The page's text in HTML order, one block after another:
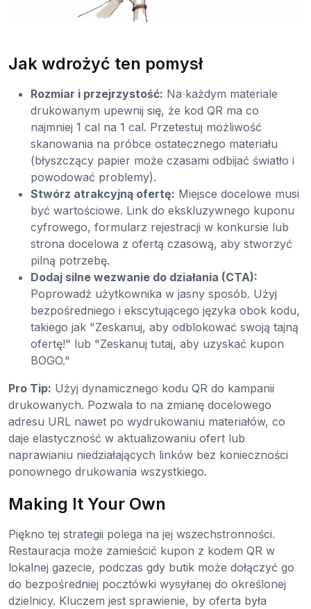
Jak wdrożyć ten pomysł
Rozmiar i przejrzystość: Na każdym materiale
drukowanym upewnij się, że kod QR ma co
najmniej 1 cal na 1 cal. Przetestuj możliwość
skanowania na próbce ostatecznego materiału
(błyszczący papier może czasami odbijać światło i
powodować problemy).
Stwórz atrakcyjną ofertę: Miejsce docelowe musi
być wartościowe. Link do ekskluzywnego kuponu
cyfrowego, formularz rejestracji w konkursie lub
strona docelowa z ofertą czasową, aby stworzyć
pilną potrzebę.
Dodaj silne wezwanie do działania (CTA):
Poprowadź użytkownika w jasny sposób. Użyj
bezpośredniego i ekscytującego języka obok kodu,
takiego jak "Zeskanuj, aby odblokować swoją tajną
ofertę!" lub "Zeskanuj tutaj, aby uzyskać kupon
BOGO."
Pro Tip: Użyj dynamicznego kodu QR do kampanii
drukowanych. Pozwala to na zmianę docelowego
adresu URL nawet po wydrukowaniu materiałów, co
daje elastyczność w aktualizowaniu ofert lub
naprawianiu niedziałających linków bez konieczności
ponownego drukowania wszystkiego.
Making It Your Own
Piękno tej strategii polega na jej wszechstronności.
Restauracja może zamieścić kupon z kodem QR w
lokalnej gazecie, podczas gdy butik może dołączyć go
do bezpośredniej pocztówki wysyłanej do określonej
dzielnicy. Kluczem jest sprawienie, by oferta była